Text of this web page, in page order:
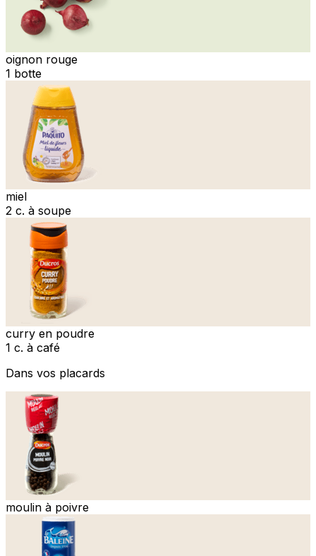
oignon rouge
1 botte
miel
2 c. à soupe
curry en poudre
1 c. à café
Dans vos placards
moulin à poivre